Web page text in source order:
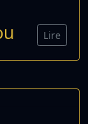
Lire